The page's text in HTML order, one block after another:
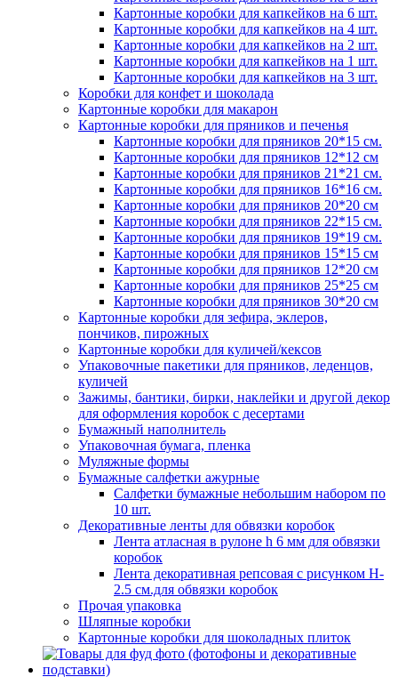
Картонные коробки для капкейков на 6 шт.
Картонные коробки для капкейков на 4 шт.
Картонные коробки для капкейков на 2 шт.
Картонные коробки для капкейков на 1 шт.
Картонные коробки для капкейков на 3 шт.
Коробки для конфет и шоколада
Картонные коробки для макарон
Картонные коробки для пряников и печенья
Картонные коробки для пряников 20*15 см.
Картонные коробки для пряников 12*12 см
Картонные коробки для пряников 21*21 см.
Картонные коробки для пряников 16*16 см.
Картонные коробки для пряников 20*20 см
Картонные коробки для пряников 22*15 см.
Картонные коробки для пряников 19*19 см.
Картонные коробки для пряников 15*15 см
Картонные коробки для пряников 12*20 см
Картонные коробки для пряников 25*25 см
Картонные коробки для пряников 30*20 см
Картонные коробки для зефира, эклеров,
пончиков, пирожных
Картонные коробки для куличей/кексов
Упаковочные пакетики для пряников, леденцов,
куличей
Зажимы, бантики, бирки, наклейки и другой декор
для оформления коробок с десертами
Бумажный наполнитель
Упаковочная бумага, пленка
Муляжные формы
Бумажные салфетки ажурные
Салфетки бумажные небольшим набором по
10 шт.
Декоративные ленты для обвязки коробок
Лента атласная в рулоне h 6 мм для обвязки
коробок
Лента декоративная репсовая с рисунком H-
2.5 см.для обвязки коробок
Прочая упаковка
Шляпные коробки
Картонные коробки для шоколадных плиток